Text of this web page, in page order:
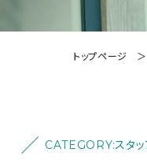
トップページ
CATEGORY:スタ